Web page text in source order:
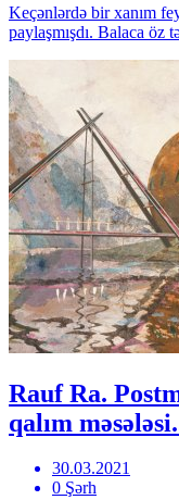
Keçənlərdə bir xanım
paylaşmışdı. Balaca öz
Rauf Ra.
qalım
30.03.2021
0 Şərh